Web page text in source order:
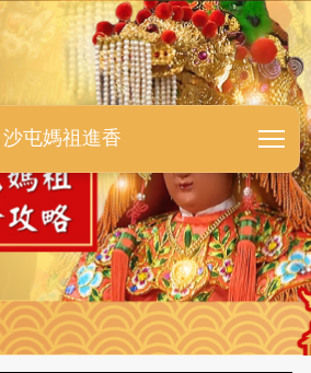
香全紀錄
屯媽祖進香